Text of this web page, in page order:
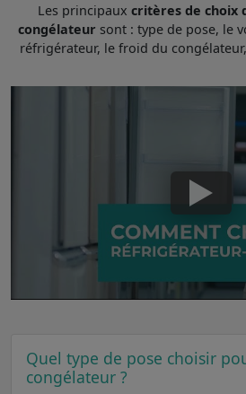
Les principaux critères de
congélateur sont : type de pose, le
réfrigérateur, le froid du
Quel type de pose choisir
congélateur ?